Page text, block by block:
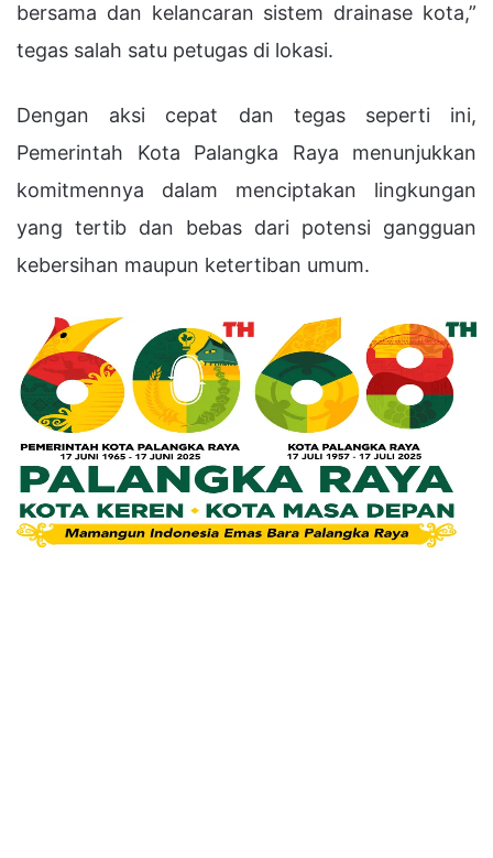
bersama dan kelancaran sistem drainase kota,”
tegas salah satu petugas di lokasi.
Dengan aksi cepat dan tegas seperti ini,
Pemerintah Kota Palangka Raya menunjukkan
komitmennya dalam menciptakan lingkungan
yang tertib dan bebas dari potensi gangguan
kebersihan maupun ketertiban umum.